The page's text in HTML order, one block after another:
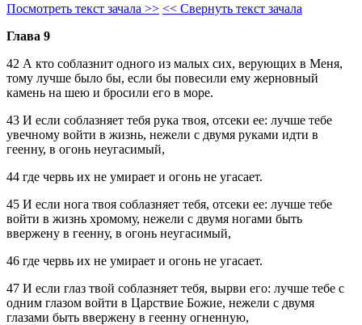
Посмотреть текст зачала >> << Свернуть текст зачала
Глава 9
42 А кто соблазнит одного из малых сих, верующих в Меня,
тому лучше было бы, если бы повесили ему жерновный
камень на шею и бросили его в море.
43 И если соблазняет тебя рука твоя, отсеки ее: лучше тебе
увечному войти в жизнь, нежели с двумя руками идти в
геенну, в огонь неугасимый,
44 где червь их не умирает и огонь не угасает.
45 И если нога твоя соблазняет тебя, отсеки ее: лучше тебе
войти в жизнь хромому, нежели с двумя ногами быть
ввержену в геенну, в огонь неугасимый,
46 где червь их не умирает и огонь не угасает.
47 И если глаз твой соблазняет тебя, вырви его: лучше тебе с
одним глазом войти в Царствие Божие, нежели с двумя
глазами быть ввержену в геенну огненную,